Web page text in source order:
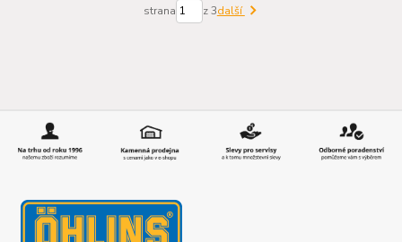
strana z 3další